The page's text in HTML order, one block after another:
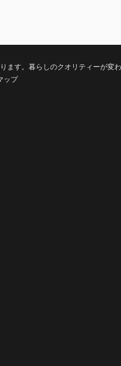
ます。暮らしのクオリティーが変
ップ